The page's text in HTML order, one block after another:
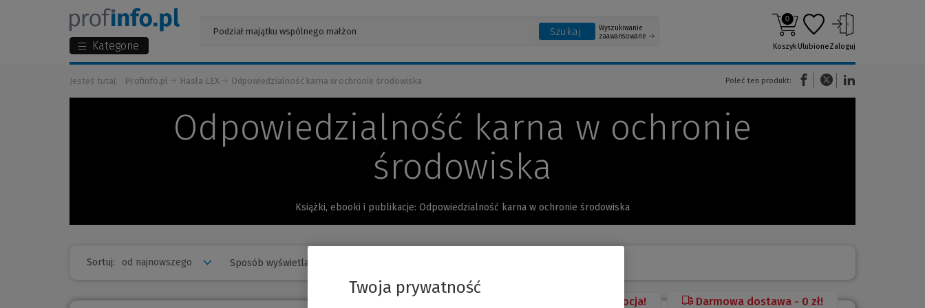
Kategorie
Szukaj
Wyszukiwanie
zaawansowane
0
KoszykUlubioneZaloguj
Jesteś tutaj: Profinfo.pl Hasła LEX Odpowiedzialność karna w ochronie środowiska Poleć ten produkt:
(Nowe okno)(Link do innej strony)
Odpowiedzialność karna w ochronie
środowiska
Książki, ebooki i publikacje: Odpowiedzialność karna w ochronie środowiska
Sortuj: Sposób wyświetlania
Promocja! Darmowa dostawa - 0 zł!
Twoja prywatność